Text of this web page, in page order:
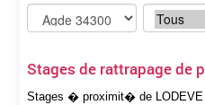
Stages de rattrapage de
Stages � proximit� de LODEVE